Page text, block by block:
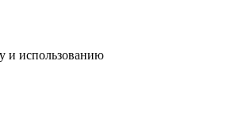
и использованию